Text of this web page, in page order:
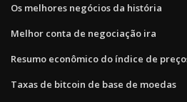
Os melhores negócios da história
Melhor conta de negociação ira
Resumo econômico do índice de
Taxas de bitcoin de base de moedas